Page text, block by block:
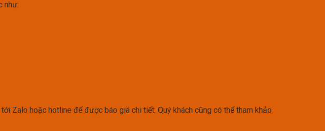
như:
Zalo hoặc hotline để được báo giá chi tiết. Quý khách cũng có thể tham khảo